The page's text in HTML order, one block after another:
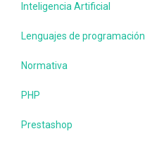
Inteligencia Artificial
Lenguajes de programación
Normativa
PHP
Prestashop